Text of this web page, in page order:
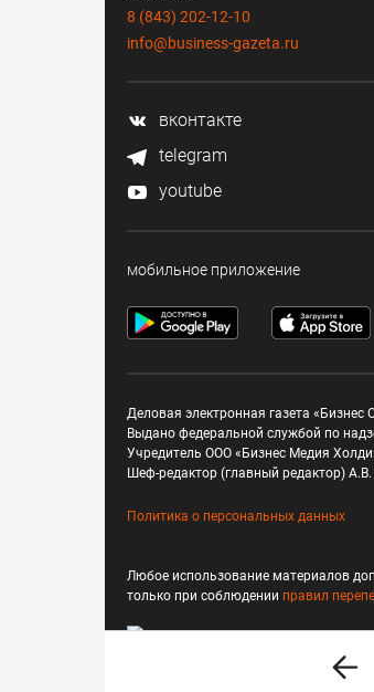
8 (843) 202-12-10
info@business-gazeta.ru
вконтакте
telegram
youtube
мобильное приложение
Деловая электронная газета
Выдано федеральной службой по
Учредитель ООО «Бизнес Медия
Шеф-редактор (главный редактор)
Политика о персональных данных
Любое использование материалов
только при соблюдении правил